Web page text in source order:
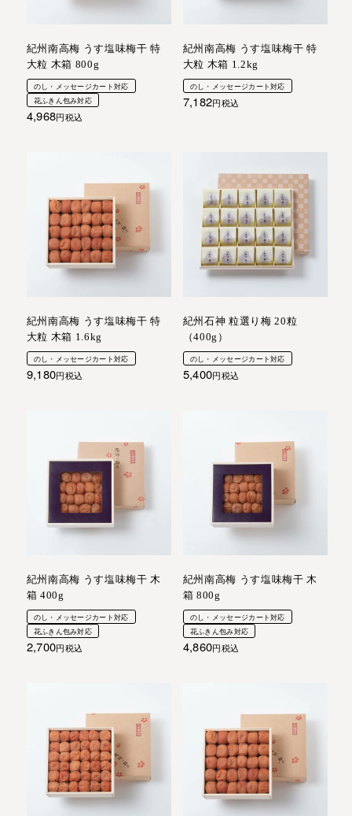
紀州南高梅 うす塩味梅干 特
大粒 木箱 800g
のし・メッセージカート対応
花ふきん包み対応
4,968 税込
紀州南高梅 うす塩味梅干 特
大粒 木箱 1.2kg
のし・メッセージカート対応
7,182 税込
紀州南高梅 うす塩味梅干 特
大粒 木箱 1.6kg
のし・メッセージカート対応
9,180 税込
紀州石神 粒選り梅 20粒
（400g）
のし・メッセージカート対応
5,400 税込
紀州南高梅 うす塩味梅干 木
箱 400g
のし・メッセージカート対応
花ふきん包み対応
2,700 税込
紀州南高梅 うす塩味梅干 木
箱 800g
のし・メッセージカート対応
花ふきん包み対応
4,860 税込